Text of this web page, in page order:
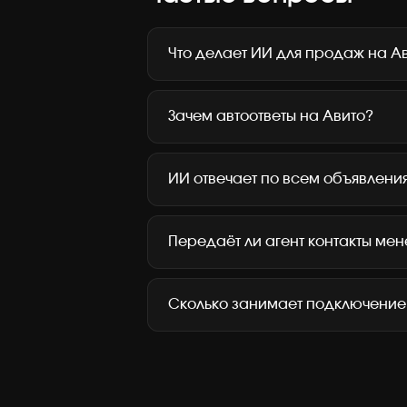
Что делает ИИ для продаж на
Зачем автоответы на Авито?
ИИ отвечает по всем
Передаёт ли агент контакты
Сколько занимает